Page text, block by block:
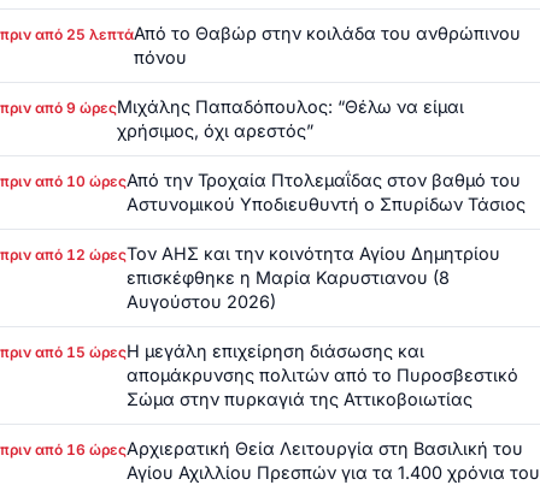
πριν από 25 λεπτάΑπό το Θαβώρ στην κοιλάδα του ανθρώπινου
πόνου
πριν από 9 ώρεςΜιχάλης Παπαδόπουλος: “Θέλω να είμαι
χρήσιμος, όχι αρεστός”
πριν από 10 ώρεςΑπό την Τροχαία Πτολεμαΐδας στον βαθμό του
Αστυνομικού Υποδιευθυντή ο Σπυρίδων Τάσιος
πριν από 12 ώρεςΤον ΑΗΣ και την κοινότητα Αγίου Δημητρίου
επισκέφθηκε η Μαρία Καρυστιανου (8
Αυγούστου 2026)
πριν από 15 ώρεςΗ μεγάλη επιχείρηση διάσωσης και
απομάκρυνσης πολιτών από το Πυροσβεστικό
Σώμα στην πυρκαγιά της Αττικοβοιωτίας
πριν από 16 ώρεςΑρχιερατική Θεία Λειτουργία στη Βασιλική του
Αγίου Αχιλλίου Πρεσπών για τα 1.400 χρόνια του